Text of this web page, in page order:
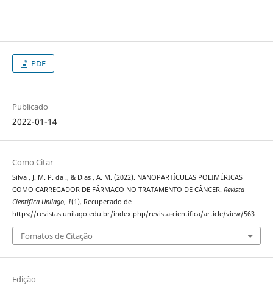
PDF
Publicado
2022-01-14
Como Citar
Silva , J. M. P. da ., & Dias , A. M. (2022). NANOPARTÍCULAS POLIMÉRICAS
COMO CARREGADOR DE FÁRMACO NO TRATAMENTO DE CÂNCER. Revista
Científica Unilago, 1(1). Recuperado de
https://revistas.unilago.edu.br/index.php/revista-cientifica/article/view/563
Fomatos de Citação
Edição